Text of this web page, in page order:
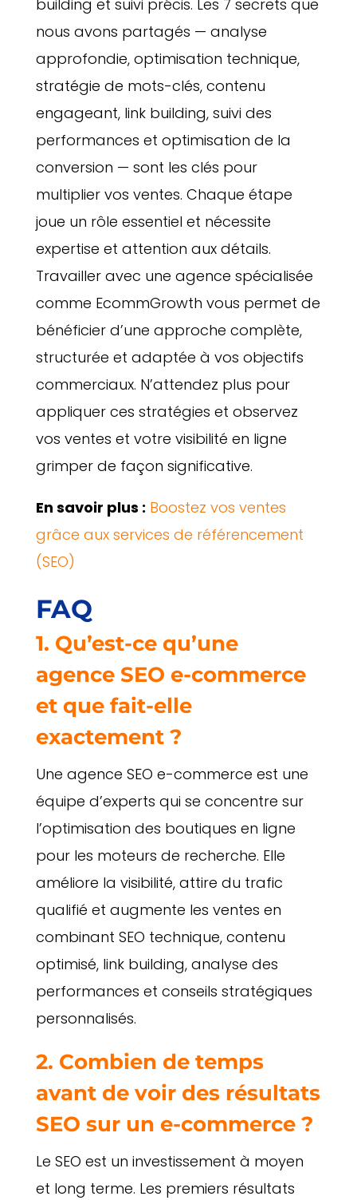
building et suivi précis. Les 7 secrets que
nous avons partagés — analyse
approfondie, optimisation technique,
stratégie de mots-clés, contenu
engageant, link building, suivi des
performances et optimisation de la
conversion — sont les clés pour
multiplier vos ventes. Chaque étape
joue un rôle essentiel et nécessite
expertise et attention aux détails.
Travailler avec une agence spécialisée
comme EcommGrowth vous permet de
bénéficier d’une approche complète,
structurée et adaptée à vos objectifs
commerciaux. N’attendez plus pour
appliquer ces stratégies et observez
vos ventes et votre visibilité en ligne
grimper de façon significative.
En savoir plus : Boostez vos ventes
grâce aux services de référencement
(SEO)
FAQ
1. Qu’est-ce qu’une
agence SEO e-commerce
et que fait-elle
exactement ?
Une agence SEO e-commerce est une
équipe d’experts qui se concentre sur
l’optimisation des boutiques en ligne
pour les moteurs de recherche. Elle
améliore la visibilité, attire du trafic
qualifié et augmente les ventes en
combinant SEO technique, contenu
optimisé, link building, analyse des
performances et conseils stratégiques
personnalisés.
2. Combien de temps
avant de voir des résultats
SEO sur un e-commerce ?
Le SEO est un investissement à moyen
et long terme. Les premiers résultats